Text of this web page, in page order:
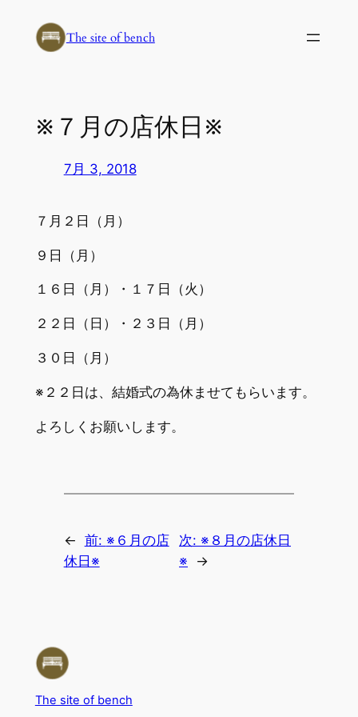
The site of bench
※７月の店休日※
7月 3, 2018
７月２日（月）
９日（月）
１６日（月）・１７日（火）
２２日（日）・２３日（月）
３０日（月）
※２２日は、結婚式の為休ませてもらいます。
よろしくお願いします。
← 前: ※６月の店
休日※
次: ※８月の店休日
※
→
The site of bench